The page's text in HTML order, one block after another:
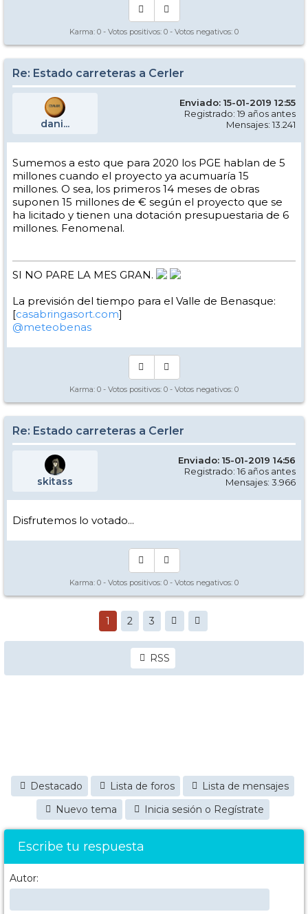
Karma: 0 - Votos positivos: 0 - Votos negativos: 0
Re: Estado carreteras a Cerler
dani...
Enviado: 15-01-2019 12:55
Registrado: 19 años antes
Mensajes: 13.241
Sumemos a esto que para 2020 los PGE hablan de 5
millones cuando el proyecto ya acumuaría 15
millones. O sea, los primeros 14 meses de obras
suponen 15 millones de € según el proyecto que se
ha licitado y tienen una dotación presupuestaria de 6
millones. Fenomenal.
SI NO PARE LA MES GRAN.
La previsión del tiempo para el Valle de Benasque:
[casabringasort.com]
@meteobenas
Karma: 0 - Votos positivos: 0 - Votos negativos: 0
Re: Estado carreteras a Cerler
skitass
Enviado: 15-01-2019 14:56
Registrado: 16 años antes
Mensajes: 3.966
Disfrutemos lo votado...
Karma: 0 - Votos positivos: 0 - Votos negativos: 0
1 2 3
RSS
Destacado Lista de foros
Lista de mensajes
Nuevo tema
Inicia sesión o Regístrate
Escribe tu respuesta
Autor: